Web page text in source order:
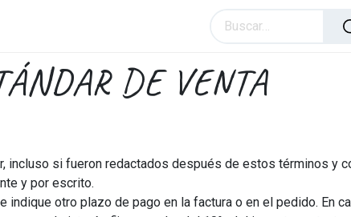
DE VENTA
si fueron redactados después de estos términos y
y por escrito.
otro plazo de pago en la factura o en el pedido. En